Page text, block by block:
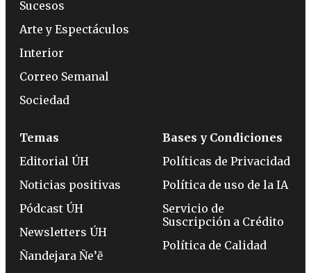
Sucesos
Arte y Espectáculos
Interior
Correo Semanal
Sociedad
Temas
Editorial ÚH
Noticias positivas
Pódcast ÚH
Newsletters ÚH
Ñandejara Ñe’ẽ
Bases y Condiciones
Políticas de Privacidad
Política de uso de la IA
Servicio de
Suscripción a Crédito
Política de Calidad